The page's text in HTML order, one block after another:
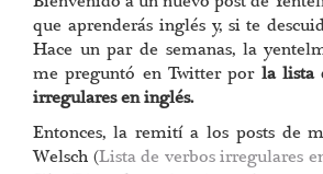
que aprenderás inglés y, si te
Hace un par de semanas, la
me preguntó en Twitter por la lista
irregulares en inglés.
Entonces, la remití a los posts de
Welsch (Lista de verbos irregulares